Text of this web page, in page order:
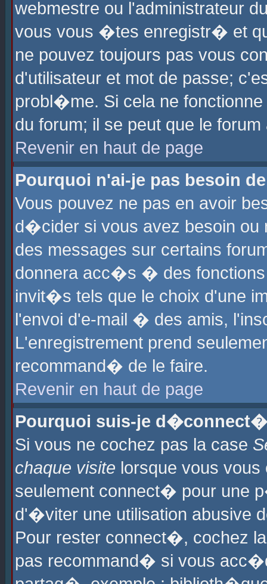
webmestre ou l'administrateur
vous vous �tes enregistr� et
ne pouvez toujours pas vous
d'utilisateur et mot de passe;
probl�me. Si cela ne
du forum; il se peut que le
Revenir en haut de page
Pourquoi n'ai-je pas besoin
Vous pouvez ne pas en avoir
d�cider si vous avez besoin ou
des messages sur certains
donnera acc�s � des fonctions
invit�s tels que le choix d'une
l'envoi d'e-mail � des amis,
L'enregistrement prend
recommand� de le faire.
Revenir en haut de page
Pourquoi suis-je
Si vous ne cochez pas la case
chaque visite lorsque vous
seulement connect� pour une
d'�viter une utilisation abusive
Pour rester connect�, cochez
pas recommand� si vous